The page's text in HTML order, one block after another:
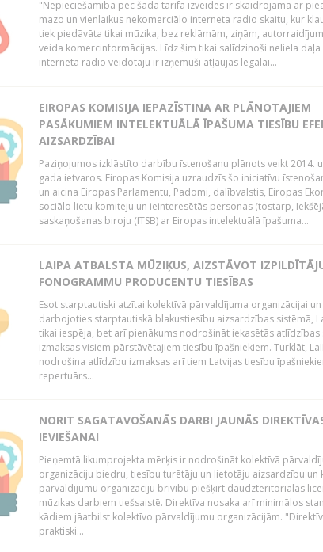
"Nepieciešamība pēc šāda tarifa izveides ir skaidrojama ar
mazo un vienlaikus nekomerciālo interneta radio skaitu, kur
tiek piedāvāta tikai mūzika, bez reklāmām, ziņām,
veida komercinformācijas. Līdz šim tikai salīdzinoši neliela daļa
interneta radio veidotāju ir izņēmuši atļaujas legālai...
EIROPAS KOMISIJA IEPAZĪSTINA AR PLĀNOTAJIEM
PASĀKUMIEM INTELEKTUĀLĀ ĪPAŠUMA TIESĪBU
AIZSARDZĪBAI
Paziņojumos izklāstīto darbību īstenošanu plānots veikt 2014.
gada ietvaros. Eiropas Komisija uzraudzīs šo iniciatīvu
un aicina Eiropas Parlamentu, Padomi, dalībvalstis, Eiropas
sociālo lietu komiteju un ieinteresētās personas (tostarp,
saskaņošanas biroju (ITSB) ar Eiropas intelektuālā īpašuma...
LAIPA ATBALSTA MŪZIĶUS, AIZSTĀVOT
FONOGRAMMU PRODUCENTU TIESĪBAS
Esot starptautiski atzītai kolektīvā pārvaldījuma organizācijai un
darbojoties starptautiskā blakustiesību aizsardzības sistēmā,
tikai iespēja, bet arī pienākums nodrošināt iekasētās atlīdzības
izmaksas visiem pārstāvētajiem tiesību īpašniekiem. Turklāt,
nodrošina atlīdzību izmaksas arī tiem Latvijas tiesību
repertuārs...
NORIT SAGATAVOŠANĀS DARBI JAUNĀS
IEVIEŠANAI
Pieņemtā likumprojekta mērķis ir nodrošināt kolektīvā
organizāciju biedru, tiesību turētāju un lietotāju aizsardzību un
pārvaldījumu organizāciju brīvību piešķirt daudzteritoriālas
mūzikas darbiem tiešsaistē. Direktīva nosaka arī minimālos
kādiem jāatbilst kolektīvo pārvaldījumu organizācijām.
praktiski...